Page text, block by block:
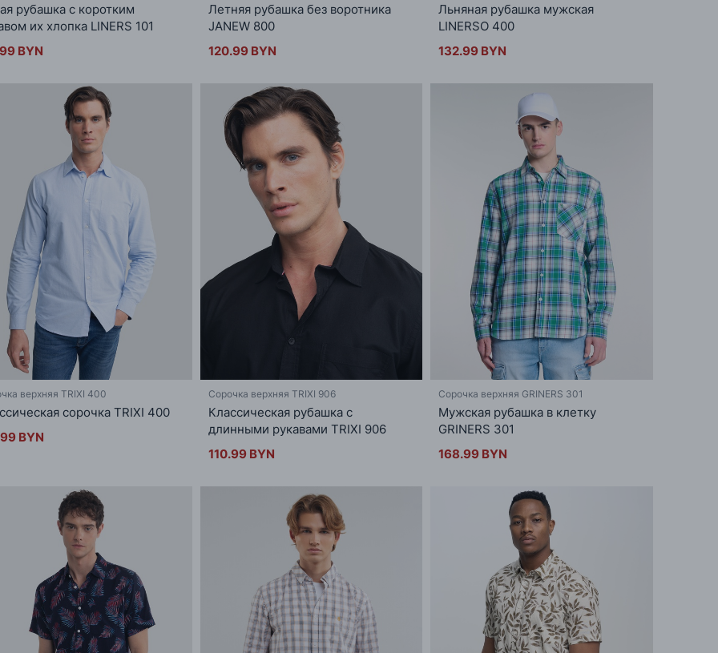
рубашка с коротким
их хлопка LINERS 101
BYN
Летняя рубашка без воротника
JANEW 800
120.99 BYN
Льняная рубашка мужская
LINERSO 400
132.99 BYN
верхняя TRIXI 400
сорочка TRIXI 400
BYN
Сорочка верхняя TRIXI 906
Классическая рубашка с
длинными рукавами TRIXI 906
110.99 BYN
Сорочка верхняя GRINERS 301
Мужская рубашка в клетку
GRINERS 301
168.99 BYN